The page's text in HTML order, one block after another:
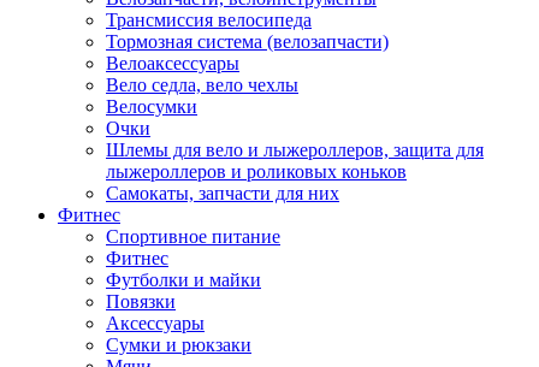
Трансмиссия велосипеда
Тормозная система (велозапчасти)
Велоаксессуары
Вело седла, вело чехлы
Велосумки
Очки
Шлемы для вело и лыжероллеров, защита для
лыжероллеров и роликовых коньков
Самокаты, запчасти для них
Фитнес
Спортивное питание
Фитнес
Футболки и майки
Повязки
Аксессуары
Сумки и рюкзаки